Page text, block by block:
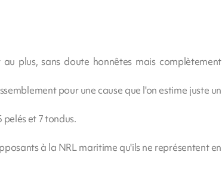
plus, sans doute honnêtes mais complètement
pour une cause que l'on estime juste un
et 7 tondus.
à la NRL maritime qu'ils ne représentent en